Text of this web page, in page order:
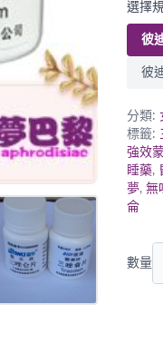
選擇
彼
彼
分類:
標籤:
強效
睡藥,
夢, 無
侖
數量